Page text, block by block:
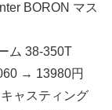
BORON マス
ム 38-350T
→ 13980円
ャスティング